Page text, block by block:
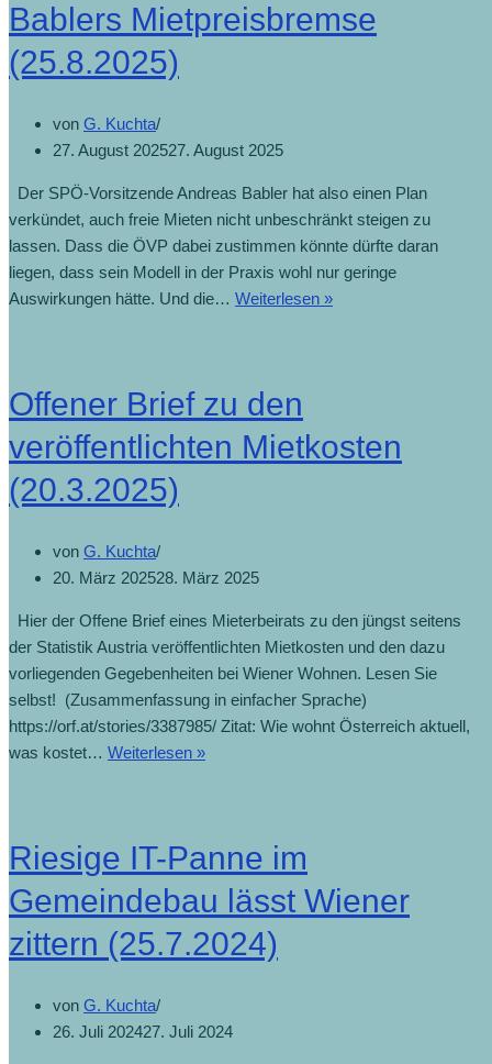
Bablers Mietpreisbremse
(25.8.2025)
von G. Kuchta
27. August 202527. August 2025
Der SPÖ-Vorsitzende Andreas Babler hat also einen Plan
verkündet, auch freie Mieten nicht unbeschränkt steigen zu
lassen. Dass die ÖVP dabei zustimmen könnte dürfte daran
liegen, dass sein Modell in der Praxis wohl nur geringe
Auswirkungen hätte. Und die… Weiterlesen »Bablers
Offener Brief zu den
veröffentlichten Mietkosten
(20.3.2025)
von G. Kuchta
20. März 202528. März 2025
Hier der Offene Brief eines Mieterbeirats zu den jüngst seitens
der Statistik Austria veröffentlichten Mietkosten und den dazu
vorliegenden Gegebenheiten bei Wiener Wohnen. Lesen Sie
selbst! (Zusammenfassung in einfacher Sprache)
https://orf.at/stories/3387985/ Zitat: Wie wohnt Österreich aktuell,
was kostet… Weiterlesen »Offener
veröffentlichten
(20.3.2025)
Riesige IT-Panne im
Gemeindebau lässt Wiener
zittern (25.7.2024)
von G. Kuchta
26. Juli 202427. Juli 2024